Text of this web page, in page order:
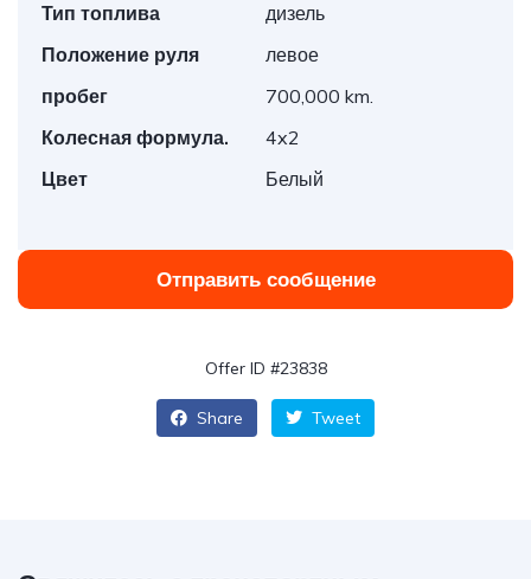
Тип топлива
дизель
Положение руля
левое
пробег
700,000 km.
Колесная формула.
4x2
Цвет
Белый
Отправить сообщение
Offer ID #23838
Share Tweet